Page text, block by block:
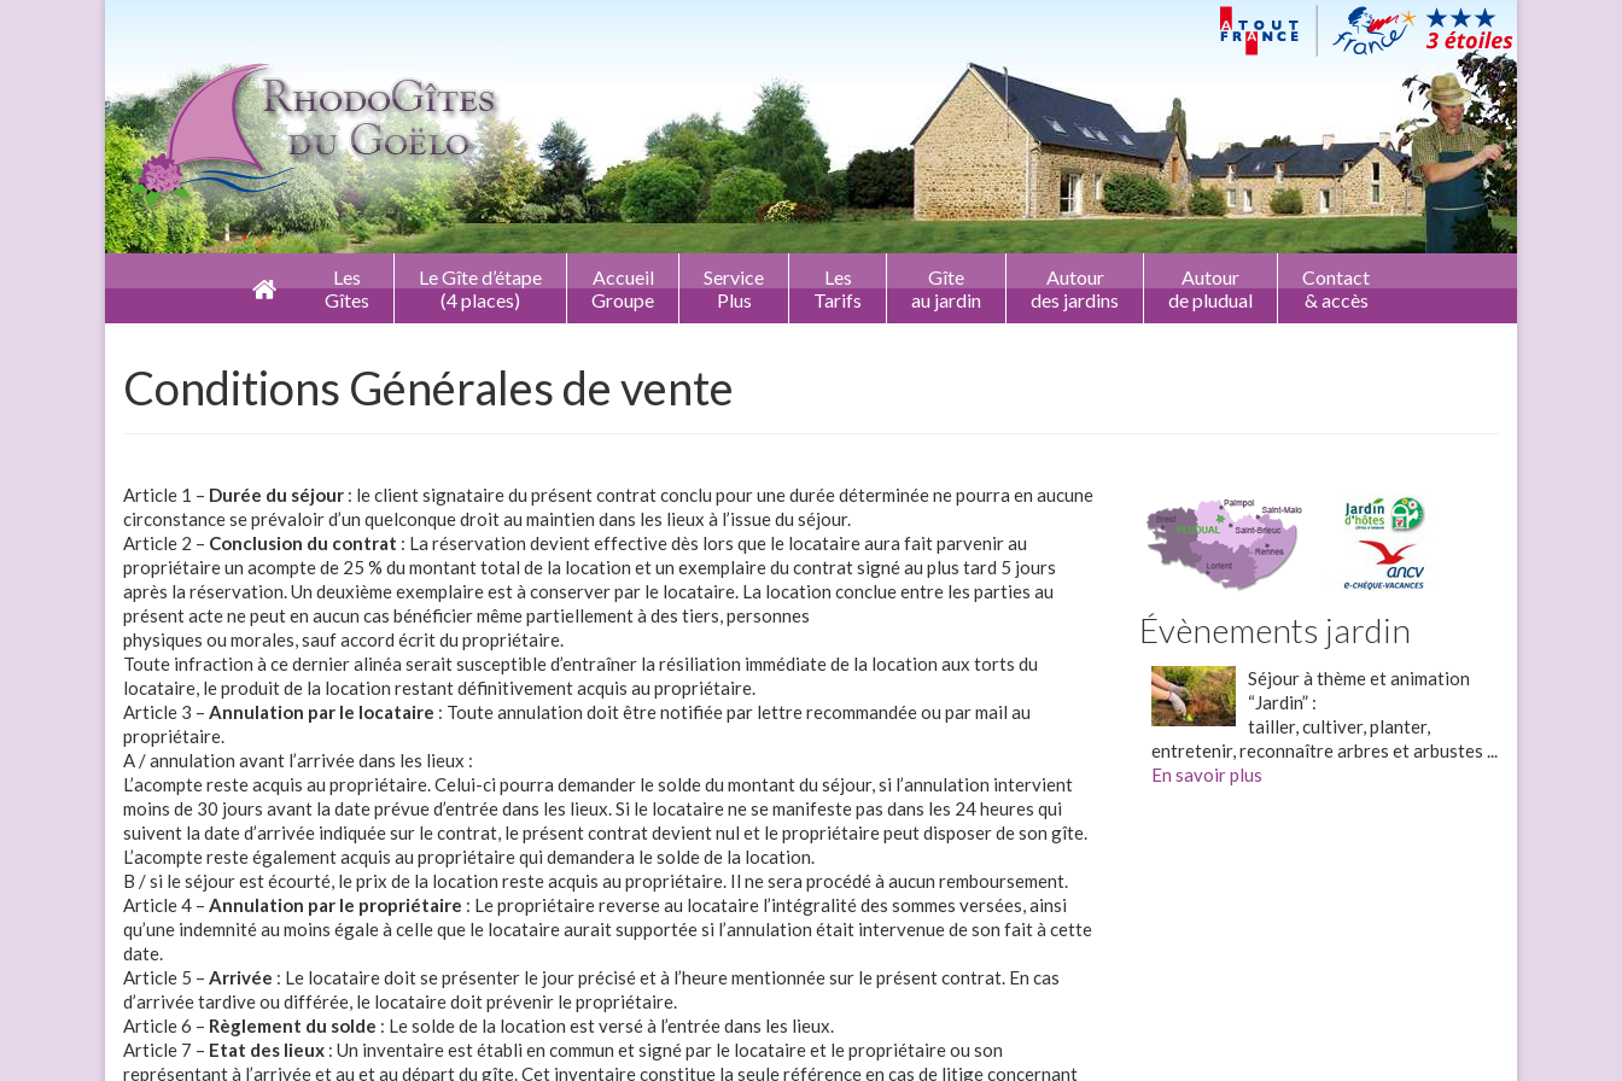
Les
Gîtes
Le Gîte d’étape
(4 places)
Accueil
Groupe
Service
Plus
Les
Tarifs
Gîte
au jardin
Autour
des jardins
Autour
de pludual
Contact
& accès
Conditions Générales de vente
Article 1 – Durée du séjour : le client signataire du présent contrat conclu pour une durée déterminée ne pourra en aucune
circonstance se prévaloir d’un quelconque droit au maintien dans les lieux à l’issue du séjour.
Article 2 – Conclusion du contrat : La réservation devient effective dès lors que le locataire aura fait parvenir au
propriétaire un acompte de 25 % du montant total de la location et un exemplaire du contrat signé au plus tard 5 jours
après la réservation. Un deuxième exemplaire est à conserver par le locataire. La location conclue entre les parties au
présent acte ne peut en aucun cas bénéficier même partiellement à des tiers, personnes
physiques ou morales, sauf accord écrit du propriétaire.
Toute infraction à ce dernier alinéa serait susceptible d’entraîner la résiliation immédiate de la location aux torts du
locataire, le produit de la location restant définitivement acquis au propriétaire.
Article 3 – Annulation par le locataire : Toute annulation doit être notifiée par lettre recommandée ou par mail au
propriétaire.
A / annulation avant l’arrivée dans les lieux :
L’acompte reste acquis au propriétaire. Celui-ci pourra demander le solde du montant du séjour, si l’annulation intervient
moins de 30 jours avant la date prévue d’entrée dans les lieux. Si le locataire ne se manifeste pas dans les 24 heures qui
suivent la date d’arrivée indiquée sur le contrat, le présent contrat devient nul et le propriétaire peut disposer de son gîte.
L’acompte reste également acquis au propriétaire qui demandera le solde de la location.
B / si le séjour est écourté, le prix de la location reste acquis au propriétaire. Il ne sera procédé à aucun remboursement.
Article 4 – Annulation par le propriétaire : Le propriétaire reverse au locataire l’intégralité des sommes versées, ainsi
qu’une indemnité au moins égale à celle que le locataire aurait supportée si l’annulation était intervenue de son fait à cette
date.
Article 5 – Arrivée : Le locataire doit se présenter le jour précisé et à l’heure mentionnée sur le présent contrat. En cas
d’arrivée tardive ou différée, le locataire doit prévenir le propriétaire.
Article 6 – Règlement du solde : Le solde de la location est versé à l’entrée dans les lieux.
Article 7 – Etat des lieux : Un inventaire est établi en commun et signé par le locataire et le propriétaire ou son
représentant à l’arrivée et au et au départ du gîte. Cet inventaire constitue la seule référence en cas de litige concernant
Évènements jardin
Séjour à thème et animation
“Jardin” :
tailler, cultiver, planter,
entretenir, reconnaître arbres et arbustes ...
En savoir plus